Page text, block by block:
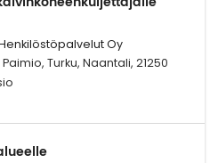
Oy
Turku, Naantali, 21250